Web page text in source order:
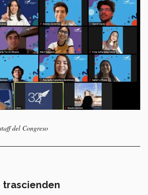
del Congreso
trascienden